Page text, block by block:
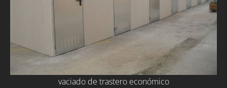
vaciado de trastero económico